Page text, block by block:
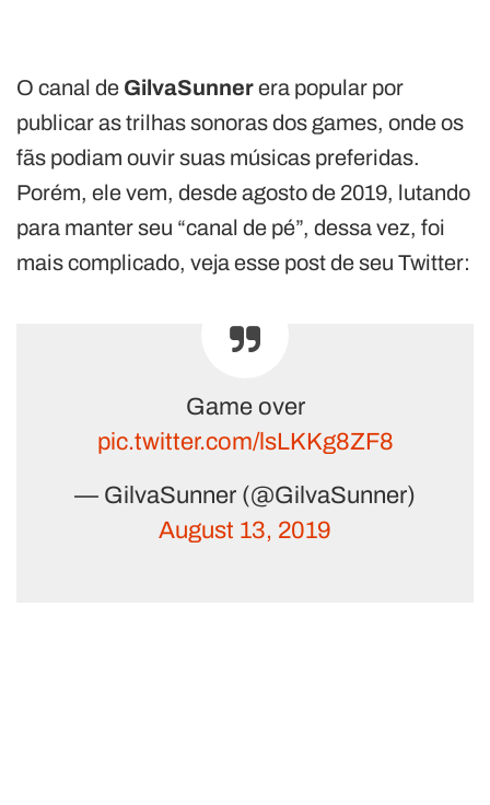
O canal de GilvaSunnerera popular por
publicar as trilhas sonoras dos games, onde os
fãs podiam ouvir suas músicas preferidas.
Porém, ele vem, desde agosto de 2019, lutando
para manter seu “canal de pé”, dessa vez, foi
mais complicado, veja esse post de seu Twitter:
Game over
pic.twitter.com/lsLKKg8ZF8
— GilvaSunner (@GilvaSunner)
August 13, 2019